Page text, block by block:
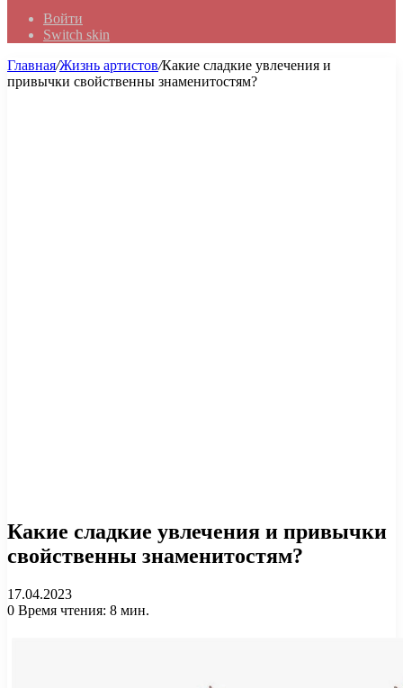
Войти
Switch skin
Главная/Жизнь артистов/Какие сладкие увлечения и
привычки свойственны знаменитостям?
Какие сладкие увлечения и привычки
свойственны знаменитостям?
17.04.2023
0 Время чтения: 8 мин.